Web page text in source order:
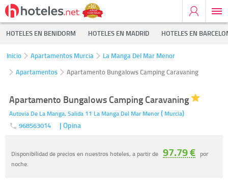
HOTELES EN BENIDORM HOTELES EN MADRID HOTELES EN
Inicio Apartamentos Murcia
La Manga Del Mar Menor
Apartamentos
Apartamento Bungalows Camping Caravaning
Apartamento Bungalows Camping Caravaning
Autovia De La Manga, Salida 11 La Manga Del Mar Menor( Murcia)
968563014 | Opina
Disponibilidad de precios en nuestros hoteles, a partir de 97.79 € por
noche.